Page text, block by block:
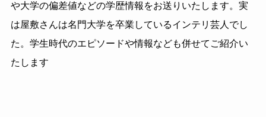
や大学の偏差値などの学歴情報をお送りいたします。実
は屋敷さんは名門大学を卒業しているインテリ芸人でし
た。学生時代のエピソードや情報なども併せてご紹介い
たします